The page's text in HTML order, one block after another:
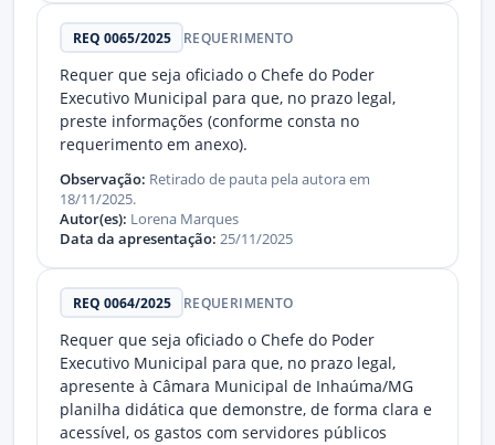
REQ 0065/2025 REQUERIMENTO
Requer que seja oficiado o Chefe do Poder
Executivo Municipal para que, no prazo legal,
preste informações (conforme consta no
requerimento em anexo).
Observação: Retirado de pauta pela autora em
18/11/2025.
Autor(es): Lorena Marques
Data da apresentação: 25/11/2025
REQ 0064/2025 REQUERIMENTO
Requer que seja oficiado o Chefe do Poder
Executivo Municipal para que, no prazo legal,
apresente à Câmara Municipal de Inhaúma/MG
planilha didática que demonstre, de forma clara e
acessível, os gastos com servidores públicos